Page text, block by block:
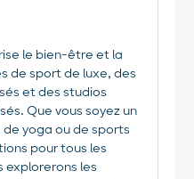
le bien-être et la
de sport de luxe, des
et des studios
Que vous soyez un
yoga ou de sports
pour tous les
explorerons les